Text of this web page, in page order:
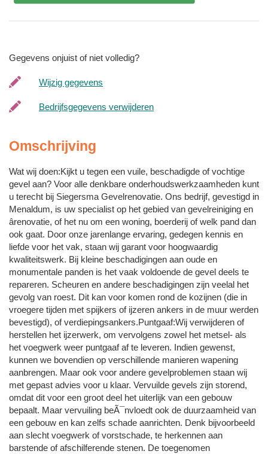
Gegevens onjuist of niet volledig?
Wijzig gegevens
Bedrijfsgegevens verwijderen
Omschrijving
Wat wij doen:Kijkt u tegen een vuile, beschadigde of vochtige
gevel aan? Voor alle denkbare onderhoudswerkzaamheden kunt
u terecht bij Siegersma Gevelrenovatie. Ons bedrijf, gevestigd in
Menaldum, is uw specialist op het gebied van gevelreiniging en
ârenovatie, of het nu om een woning, boerderij of welk pand dan
ook gaat. Door onze jarenlange ervaring, gedegen kennis en
liefde voor het vak, staan wij garant voor hoogwaardig
kwaliteitswerk. Bij kleine beschadigingen aan oude en
monumentale panden is het vaak voldoende de gevel deels te
repareren. Scheuren en andere beschadigingen zijn veelal het
gevolg van roest. Dit kan voor komen rond de kozijnen (die in
vroegere tijden met spijkers of ijzeren ankers in de muur werden
bevestigd), of verdiepingsankers.Puntgaaf:Wij verwijderen of
herstellen het ijzerwerk, om vervolgens zowel het metsel- als
het voegwerk weer puntgaaf af te leveren. Indien gewenst,
kunnen we bovendien op verschillende manieren wapening
aanbrengen. Maar ook voor andere gevelproblemen staan wij
met gepast advies voor u klaar. Vervuilde gevels zijn storend,
omdat dit voor een groot deel het uiterlijk van een gebouw
bepaalt. Maar vervuiling beÃ¯nvloedt ook de duurzaamheid van
een gebouw en kan zelfs schade aanrichten. Denk bijvoorbeeld
aan slecht voegwerk of vorstschade, te herkennen aan
barstende of afschilferende stenen. De toegenomen